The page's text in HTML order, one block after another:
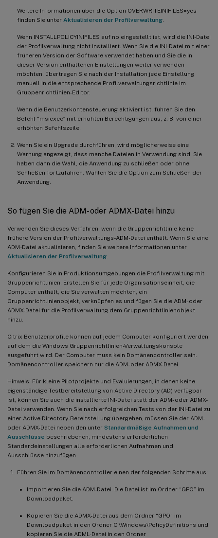
Weitere Informationen über die Option OVERWRITEINIFILES=yes
finden Sie unter Aktualisieren der Profilverwaltung
Wenn INSTALLPOLICYINIFILES auf no eingestellt ist, wird die INI-Datei
der Profilverwaltung nicht installiert. Wenn Sie die INI-Datei mit einer
früheren Version der Software verwendet haben und Sie die in
dieser Version enthaltenen Einstellungen weiter verwenden
möchten, übertragen Sie nach der Installation jede Einstellung
manuell in die entsprechende Profilverwaltungsrichtlinie im
Gruppenrichtlinien-Editor.
Wenn die Benutzerkontensteuerung aktiviert ist, führen Sie den
Befehl “msiexec” mit erhöhten Berechtigungen aus, z. B. von einer
erhöhten Befehlszeile.
Wenn Sie ein Upgrade durchführen, wird möglicherweise eine
Warnung angezeigt, dass manche Dateien in Verwendung sind. Sie
haben dann die Wahl, die Anwendung zu schließen oder ohne
Schließen fortzufahren. Wählen Sie die Option zum Schließen der
Anwendung.
So fügen Sie die ADM- oder ADMX-Datei hinzu
Verwenden Sie dieses Verfahren, wenn die Gruppenrichtlinie keine
frühere Version der Profilverwaltungs-ADM-Datei enthält. Wenn Sie eine
ADM-Datei aktualisieren, finden Sie weitere Informationen unter
Aktualisieren der Profilverwaltung
Konfigurieren Sie in Produktionsumgebungen die Profilverwaltung mit
Gruppenrichtlinien. Erstellen Sie für jede Organisationseinheit, die
Computer enthält, die Sie verwalten möchten, ein
Gruppenrichtlinienobjekt, verknüpfen es und fügen Sie die ADM- oder
ADMX-Datei für die Profilverwaltung dem Gruppenrichtlinienobjekt
hinzu.
Citrix Benutzerprofile können auf jedem Computer konfiguriert werden,
auf dem die Windows Gruppenrichtlinien-Verwaltungskonsole
ausgeführt wird. Der Computer muss kein Domänencontroller sein.
Domänencontroller speichern nur die ADM- oder ADMX-Datei.
Hinweis: Für kleine Pilotprojekte und Evaluierungen, in denen keine
eigenständige Testbereitstellung von Active Directory (AD) verfügbar
ist, können Sie auch die installierte INI-Datei statt der ADM- oder ADMX-
Datei verwenden. Wenn Sie nach erfolgreichen Tests von der INI-Datei zu
einer Active Directory-Bereitstellung übergehen, müssen Sie der ADM-
oder ADMX-Datei neben den unter Standardmäßige Aufnahmen und
Ausschlüsse beschriebenen, mindestens erforderlichen
Standardeinstellungen alle erforderlichen Aufnahmen und
Ausschlüsse hinzufügen.
Führen Sie im Domänencontroller einen der folgenden Schritte aus:
Importieren Sie die ADM-Datei. Die Datei ist im Ordner “GPO” im
Downloadpaket.
Kopieren Sie die ADMX-Datei aus dem Ordner “GPO” im
Downloadpaket in den Ordner C:\Windows\PolicyDefinitions und
kopieren Sie die ADML-Datei in den Ordner